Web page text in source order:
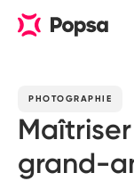
PHOTOGRAPHIE
grand-